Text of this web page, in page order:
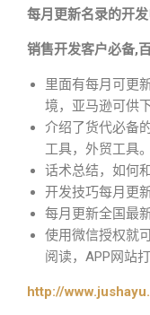
每月更新名录的开
销售开发客户必备,
里面有每月可更
境，亚马逊可供
介绍了货代必备
工具，外贸工具。
话术总结，如何
开发技巧每月更
每月更新全国最
使用微信授权就
阅读，APP网站
http://